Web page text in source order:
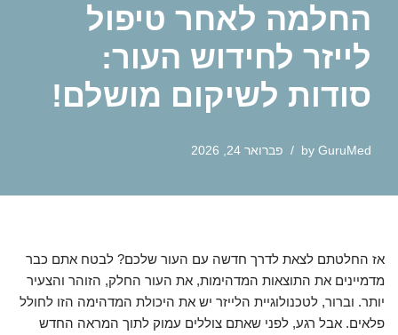
החלמה לאחר טיפול
לייזר לחידוש העור:
סודות לשיקום מושלם!
by GuruMed פברואר 24, 2026
אז החלטתם לצאת לדרך חדשה עם העור שלכם? לבטח אתם כבר
מדמיינים את התוצאות המדהימות, את העור החלק, הזוהר והצעיר
יותר. וברור, לטכנולוגיית הלייזר יש את היכולת המדהימה הזו לחולל
פלאים. אבל רגע, לפני שאתם צוללים עמוק לתוך המראה החדש